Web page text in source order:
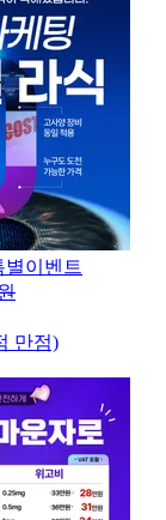
별이벤트
만점)